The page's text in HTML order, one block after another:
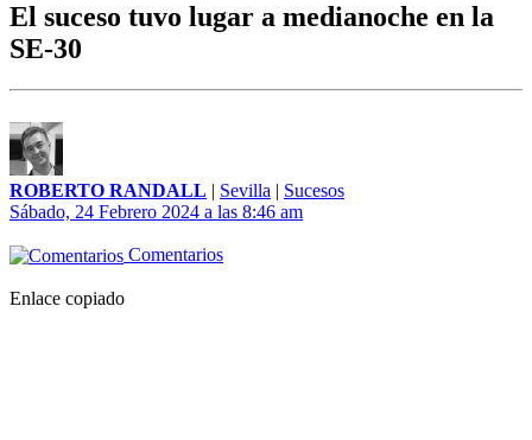
El suceso tuvo lugar a medianoche en la
SE-30
ROBERTO RANDALL | Sevilla | Sucesos
Sábado, 24 Febrero 2024 a las 8:46 am
Comentarios
Enlace copiado